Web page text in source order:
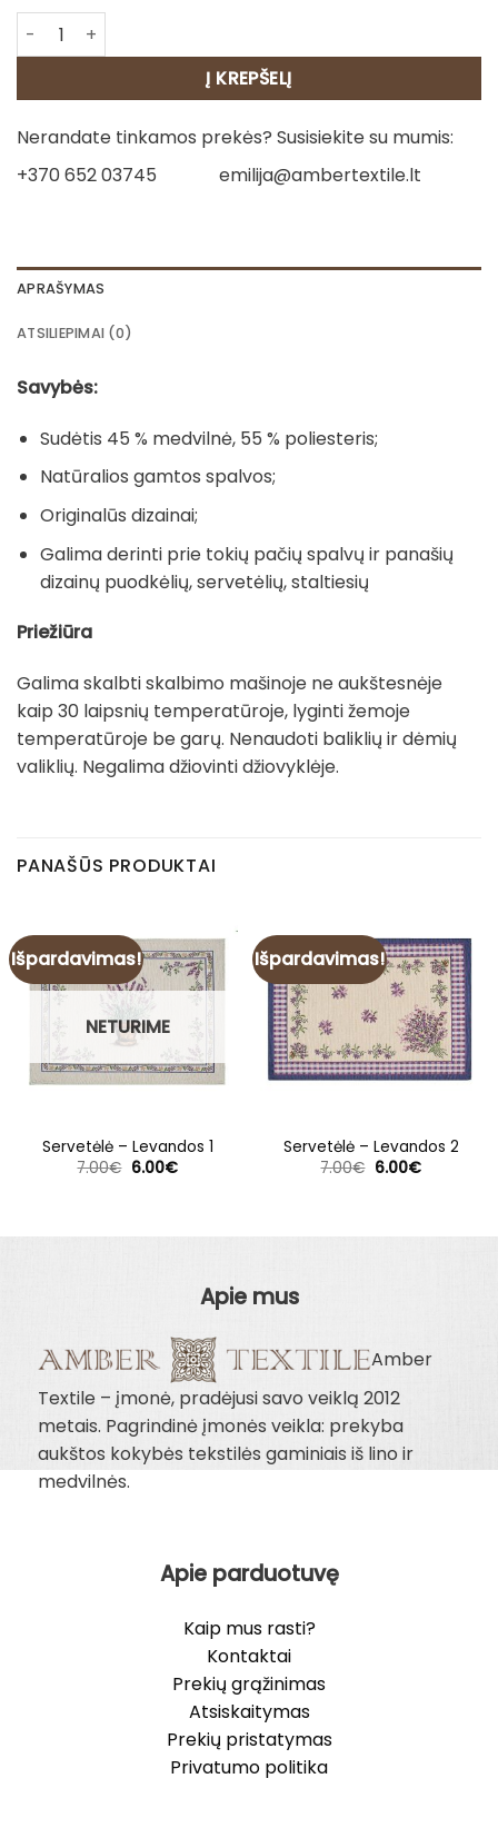
produkto kiekis: Medvilninė virtuvės prijuostė - Kalėdos 2
Į KREPŠELĮ
Nerandate tinkamos prekės? Susisiekite su mumis:
+370 652 03745
emilija@ambertextile.lt
APRAŠYMAS
ATSILIEPIMAI (0)
Savybės:
Sudėtis 45 % medvilnė, 55 % poliesteris;
Natūralios gamtos spalvos;
Originalūs dizainai;
Galima derinti prie tokių pačių spalvų ir panašių
dizainų puodkėlių, servetėlių, staltiesių
Priežiūra
Galima skalbti skalbimo mašinoje ne aukštesnėje
kaip 30 laipsnių temperatūroje, lyginti žemoje
temperatūroje be garų. Nenaudoti baliklių ir dėmių
valiklių. Negalima džiovinti džiovyklėje.
PANAŠŪS PRODUKTAI
Išpardavimas!
NETURIME
Servetėlė – Levandos 1
7.00€ Original
6.00€Current
Išpardavimas!
Servetėlė – Levandos 2
7.00€ Original
6.00€Current
Apie mus
Amber
Textile – įmonė, pradėjusi savo veiklą 2012
metais. Pagrindinė įmonės veikla: prekyba
aukštos kokybės tekstilės gaminiais iš lino ir
medvilnės.
Apie parduotuvę
Kaip mus rasti?
Kontaktai
Prekių grąžinimas
Atsiskaitymas
Prekių pristatymas
Privatumo politika